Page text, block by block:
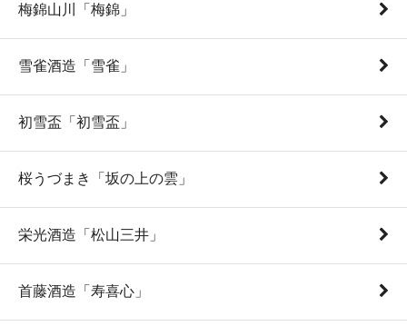
梅錦山川「梅錦」
雪雀酒造「雪雀」
初雪盃「初雪盃」
桜うづまき「坂の上の雲」
栄光酒造「松山三井」
首藤酒造「寿喜心」